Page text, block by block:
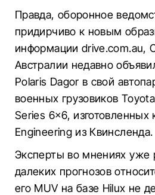
Правда, оборонное
придирчиво к новым
информации drive.com.au,
Австралии недавно
Polaris Dagor в свой
военных грузовиков
Series 6×6, изготовленных
Engineering из Квинсленда.
Эксперты во мнениях уже
далеких прогнозов
его MUV на базе Hilux не